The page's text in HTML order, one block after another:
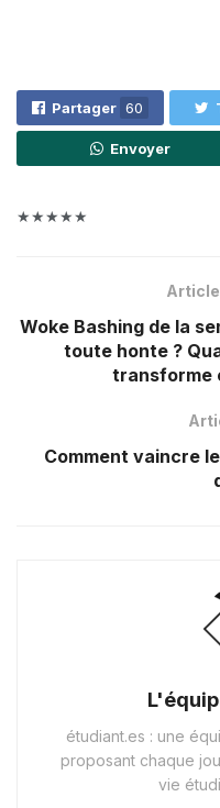
Partager 60
Envoyer
★★★★★
Woke Bashing de la
toute honte ?
transforme
Comment vaincre
étudiant.es : une
proposant chaque
vie